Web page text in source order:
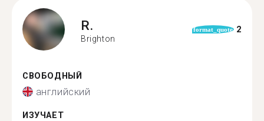
R.
Brighton
format_quote 2
СВОБОДНЫЙ
английский
ИЗУЧАЕТ